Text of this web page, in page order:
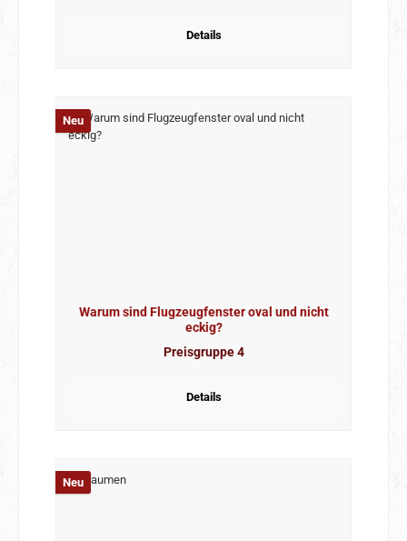
Details
Neu
Warum sind Flugzeugfenster oval und nicht
eckig?
Preisgruppe 4
Details
Neu